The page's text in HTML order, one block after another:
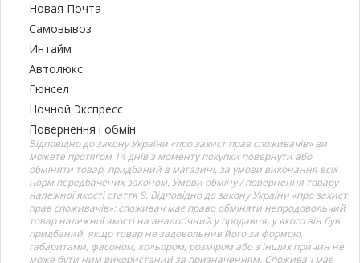
Новая Почта
Самовывоз
Интайм
Автолюкс
Гюнсел
Ночной Экспресс
Повернення і обмін
Відповідно до закону України «про захист прав споживачів» ви
можете протягом 14 днів з моменту покупки повернути або
обміняти товар, придбаний в магазині, за умови виконання всіх
норм передбачених законом. Умови обміну / повернення товару
належної якості стаття 9. Відповідно до закону України «про захист
прав споживачів»: споживач має право обміняти непродовольчий
товар належної якості на аналогічний у продавця, у якого він був
придбаний, якщо товар не задовольнив його за формою,
габаритами, фасоном, кольором, розміром або з інших причин не
може бути ним використаний за призначенням. Споживач має